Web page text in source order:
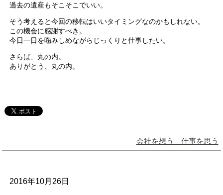
過去の遺産もそこそこでいい。
そう考えると今回の移転はいいタイミングなのかもしれない。
この機会に感謝すべき。
今日一日を噛みしめながらじっくりと仕事したい。
さらば、丸の内。
ありがとう、丸の内。
会社を想う 仕事を思う
2016年10月26日